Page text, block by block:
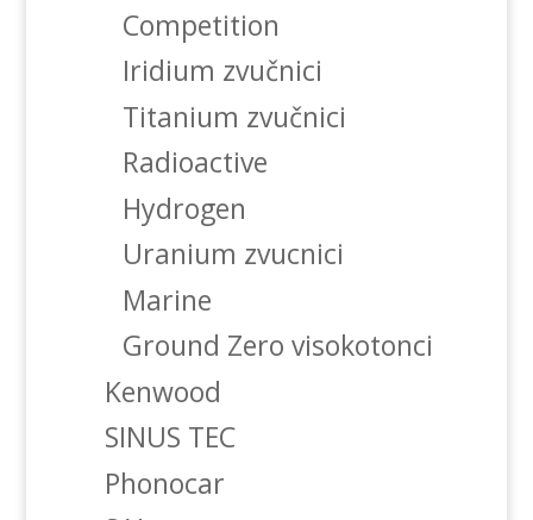
Competition
Iridium zvučnici
Titanium zvučnici
Radioactive
Hydrogen
Uranium zvucnici
Marine
Ground Zero visokotonci
Kenwood
SINUS TEC
Phonocar